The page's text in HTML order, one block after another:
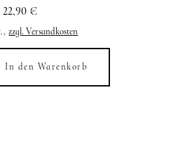
22,90 €
zzgl. Versandkosten
In den Warenkorb